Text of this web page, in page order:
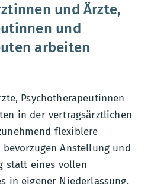
und Ärzte,
und
arbeiten
Psychotherapeutinnen
in der vertragsärztlichen
flexiblere
Anstellung und
statt eines vollen
in eigener Niederlassung.